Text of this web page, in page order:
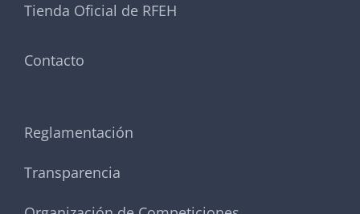
Tienda Oficial de RFEH
Contacto
Reglamentación
Transparencia